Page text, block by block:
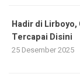
Hadir di Lirboyo,
Tercapai Disini
25 Desember 2025